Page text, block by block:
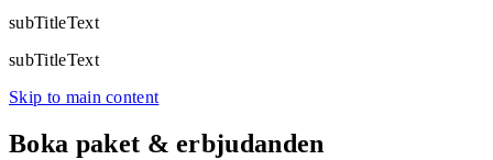
subTitleText
subTitleText
Skip to main content
Boka paket & erbjudanden